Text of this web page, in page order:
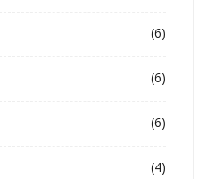
(6)
(6)
(6)
(4)